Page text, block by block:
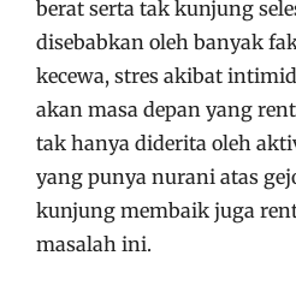
berat serta tak kunjung
disebabkan oleh banyak
kecewa, stres akibat
akan masa depan yang
tak hanya diderita oleh
yang punya nurani atas
kunjung membaik juga
masalah ini.